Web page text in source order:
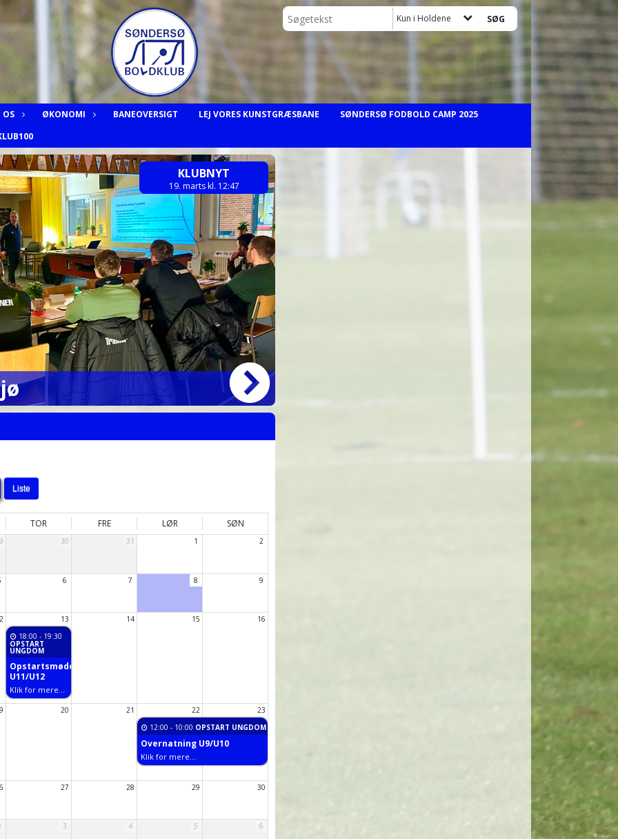
Kun i Holdene
OS ØKONOMI BANEOVERSIGT LEJ VORES KUNSTGRÆSBANE
SØNDERSØ FODBOLD CAMP 2025
KLUBNYT
19. marts kl. 12:47
Søndersø Boldklub har mistet
Liste
TOR FRE LØR SØN
30 31 1 2
6 7 8 9
13 14 15
16
18:00 - 19:30
OPSTART
UNGDOM
Opstartsmøde
U11/U12
Klik for mere...
20 21 22
23
12:00 - 10:00 OPSTART UNGDOM
Overnatning U9/U10
Klik for mere...
27 28 29 30
3 4 5
6